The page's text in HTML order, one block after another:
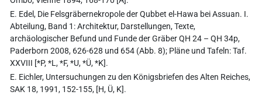
E. Edel, Die Felsgräbernekropole der Qubbet el-Hawa bei Assuan. I.
Abteilung, Band 1: Architektur, Darstellungen, Texte,
archäologischer Befund und Funde der Gräber QH 24 – QH 34p,
Paderborn 2008, 626-628 und 654 (Abb. 8); Pläne und Tafeln: Taf.
XXVIII [*P, *L, *F, *U, *Ü, *K].
E. Eichler, Untersuchungen zu den Königsbriefen des Alten Reiches,
SAK 18, 1991, 152-155, [H, Ü, K].